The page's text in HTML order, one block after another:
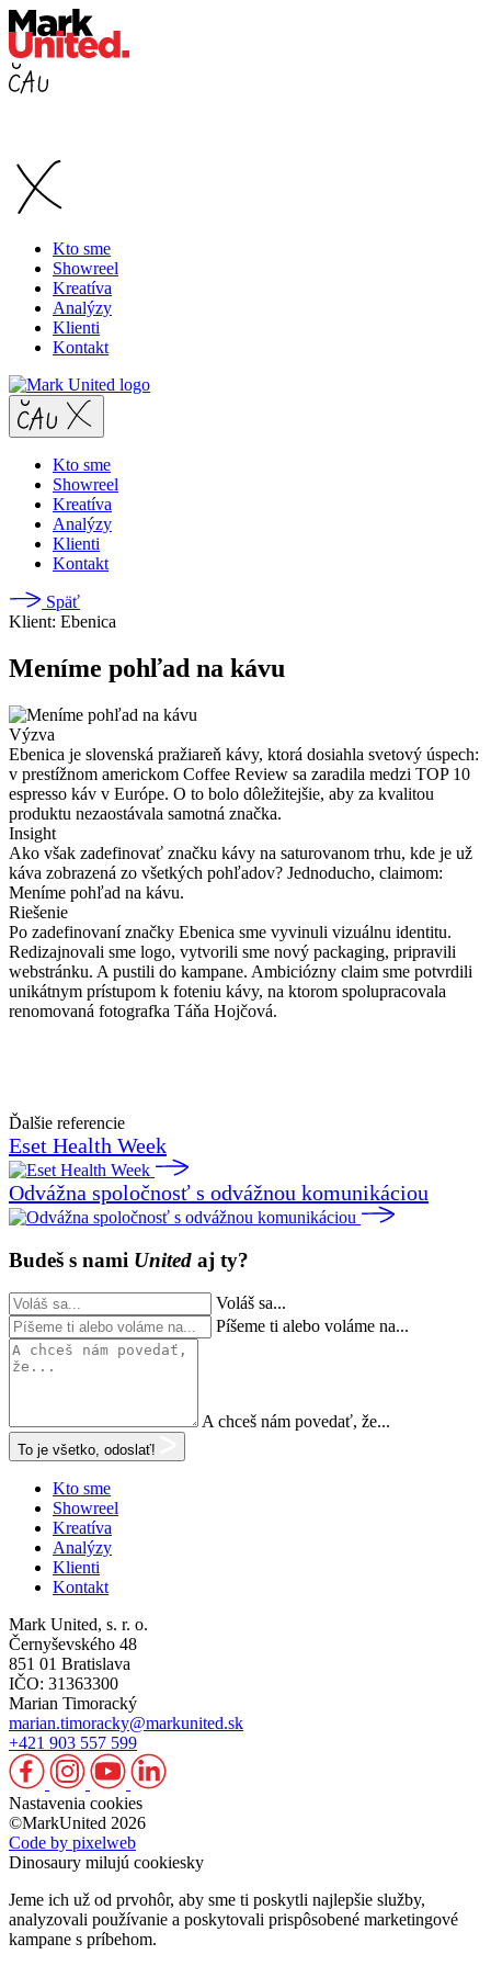
Kto sme
Showreel
Kreatíva
Analýzy
Klienti
Kontakt
Kto sme
Showreel
Kreatíva
Analýzy
Klienti
Kontakt
Späť
Klient: Ebenica
Meníme pohľad na kávu
Výzva
Ebenica je slovenská pražiareň kávy, ktorá dosiahla svetový úspech:
v prestížnom americkom Coffee Review sa zaradila medzi TOP 10
espresso káv v Európe. O to bolo dôležitejšie, aby za kvalitou
produktu nezaostávala samotná značka.
Insight
Ako však zadefinovať značku kávy na saturovanom trhu, kde je už
káva zobrazená zo všetkých pohľadov? Jednoducho, claimom:
Meníme pohľad na kávu.
Riešenie
Po zadefinovaní značky Ebenica sme vyvinuli vizuálnu identitu.
Redizajnovali sme logo, vytvorili sme nový packaging, pripravili
webstránku. A pustili do kampane. Ambiciózny claim sme potvrdili
unikátnym prístupom k foteniu kávy, na ktorom spolupracovala
renomovaná fotografka Táňa Hojčová.
Ďalšie referencie
Eset Health Week
Odvážna spoločnosť s odvážnou komunikáciou
Budeš s nami United aj ty?
Voláš sa...
Píšeme ti alebo voláme na...
A chceš nám povedať, že...
To je všetko, odoslať!
Kto sme
Showreel
Kreatíva
Analýzy
Klienti
Kontakt
Mark United, s. r. o.
Černyševského 48
851 01 Bratislava
IČO: 31363300
Marian Timoracký
marian.timoracky@markunited.sk
+421 903 557 599
Nastavenia cookies
©MarkUnited 2026
Code by pixelweb
Dinosaury milujú cookiesky
Jeme ich už od prvohôr, aby sme ti poskytli najlepšie služby,
analyzovali používanie a poskytovali prispôsobené marketingové
kampane s príbehom.